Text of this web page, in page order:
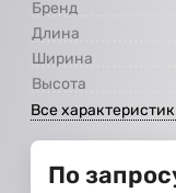
Бренд
Длина
Ширина
Высота
Все
По